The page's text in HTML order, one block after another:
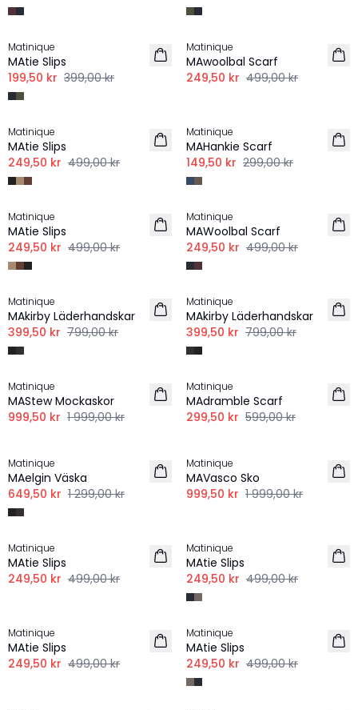
-50%
Matinique
MAtie Slips
199,50 kr 399,00 kr
-50%
Matinique
MAwoolbal Scarf
249,50 kr 499,00 kr
-50%
Matinique
MAtie Slips
249,50 kr 499,00 kr
Matinique
MAHankie Scarf
149,50 kr 299,00 kr
-50%
Matinique
MAtie Slips
249,50 kr 499,00 kr
-50%
Matinique
MAWoolbal Scarf
249,50 kr 499,00 kr
-50%
Matinique
MAkirby Läderhandskar
399,50 kr 799,00 kr
-50%
Matinique
MAkirby Läderhandskar
399,50 kr 799,00 kr
-50%
Matinique
MAStew Mockaskor
999,50 kr 1 999,00 kr
-50%
Matinique
MAdramble Scarf
299,50 kr 599,00 kr
Matinique
MAelgin Väska
649,50 kr 1 299,00 kr
Matinique
MAVasco Sko
999,50 kr 1 999,00 kr
LINNE
-50%
Matinique
MAtie Slips
249,50 kr 499,00 kr
Matinique
MAtie Slips
249,50 kr 499,00 kr
LINNE
Matinique
MAtie Slips
249,50 kr 499,00 kr
-50%
Matinique
MAtie Slips
249,50 kr 499,00 kr
-40%